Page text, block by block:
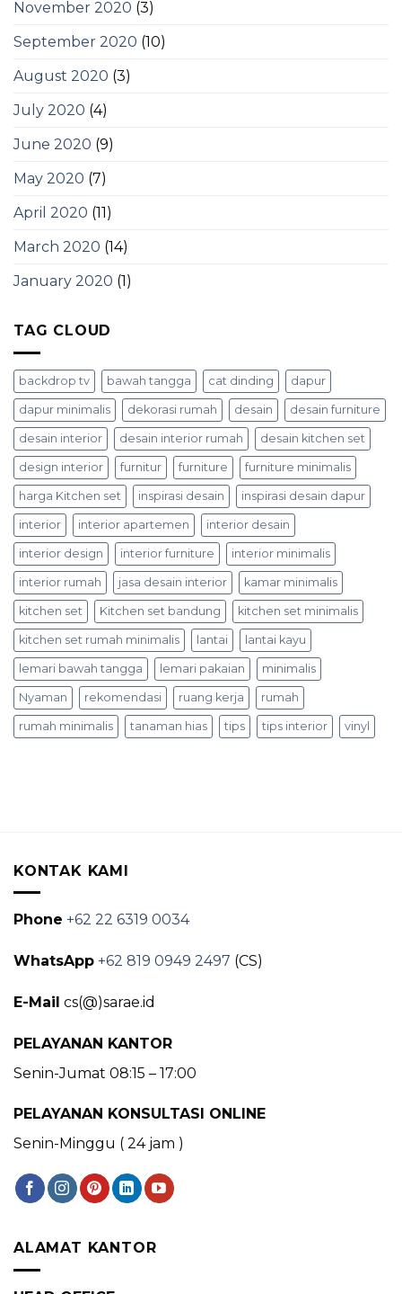
November 2020 (3)
September 2020 (10)
August 2020 (3)
July 2020 (4)
June 2020 (9)
May 2020 (7)
April 2020 (11)
March 2020 (14)
January 2020 (1)
TAG CLOUD
backdrop tv bawah tangga cat dinding dapur
dapur minimalis dekorasi rumah desain desain furniture
desain interior desain interior rumah desain kitchen set
design interior furnitur furniture furniture minimalis
harga Kitchen set inspirasi desain inspirasi desain dapur
interior interior apartemen interior desain
interior design interior furniture interior minimalis
interior rumah jasa desain interior kamar minimalis
kitchen set Kitchen set bandung kitchen set minimalis
kitchen set rumah minimalis lantai lantai kayu
lemari bawah tangga lemari pakaian minimalis
Nyaman rekomendasi ruang kerja rumah
rumah minimalis tanaman hias tips tips interior vinyl
KONTAK KAMI
Phone +62 22 6319 0034
WhatsApp +62 819 0949 2497 (CS)
E-Mail cs(@)sarae.id
PELAYANAN KANTOR
Senin-Jumat 08:15 – 17:00
PELAYANAN KONSULTASI ONLINE
Senin-Minggu ( 24 jam )
ALAMAT KANTOR